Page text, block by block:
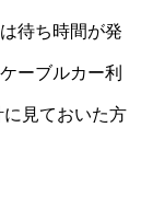
待ち時間が発
ーブルカー利
見ておいた方